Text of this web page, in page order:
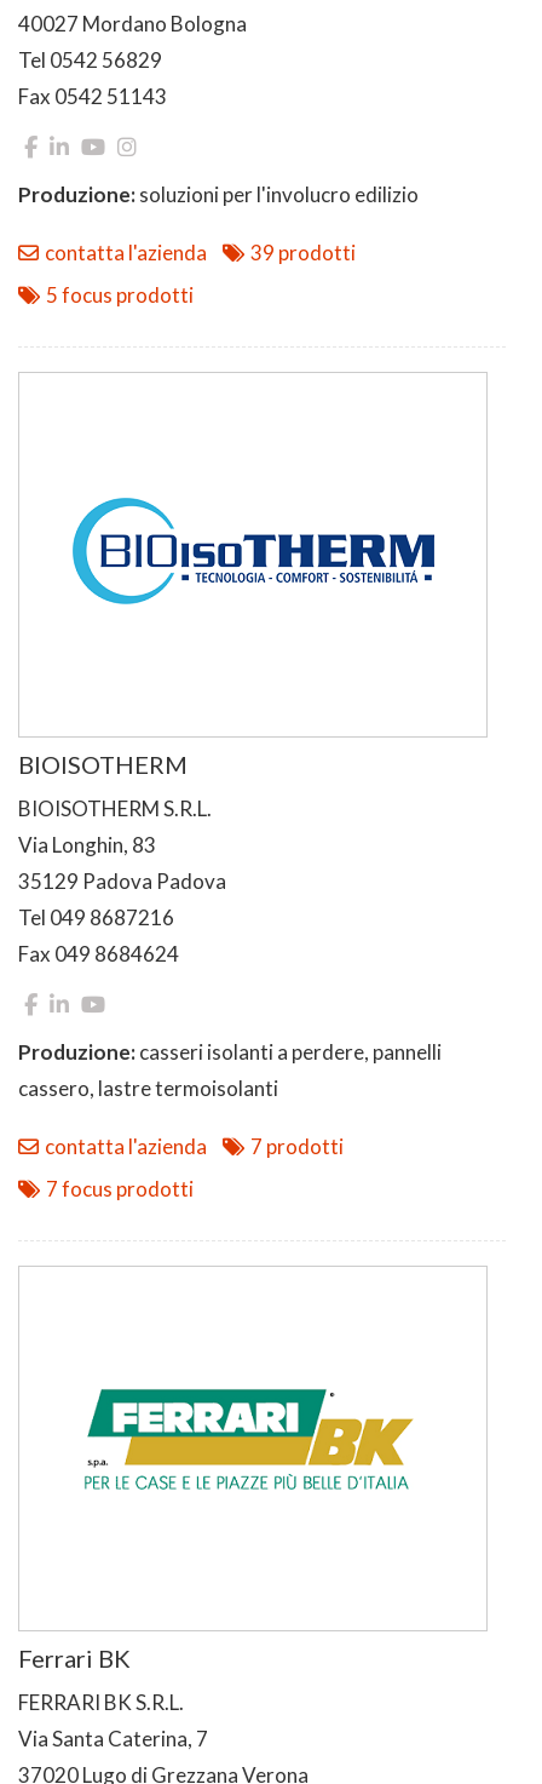
40027 Mordano Bologna
Tel 0542 56829
Fax 0542 51143
Produzione:soluzioni per l'involucro edilizio
contatta l'azienda
39 prodotti
5 focus prodotti
BIOISOTHERM
BIOISOTHERM S.R.L.
Via Longhin, 83
35129 Padova Padova
Tel 049 8687216
Fax 049 8684624
Produzione:casseri isolanti a perdere, pannelli
cassero, lastre termoisolanti
contatta l'azienda
7 prodotti
7 focus prodotti
Ferrari BK
FERRARI BK S.R.L.
Via Santa Caterina, 7
37020 Lugo di Grezzana Verona